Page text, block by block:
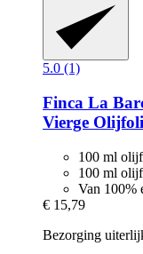
5.0 (1)
Finca La
Vierge
100 ml
100 ml
Van 100%
€ 15,79
Bezorging